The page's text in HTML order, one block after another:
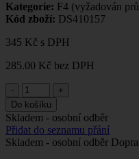
Kategorie: F4 (vyžadován
Kód zboží: DS410157
345 Kč s DPH
285.00 Kč bez DPH
-
+
Do košíku
Skladem - osobní odběr
Přidat do seznamu přání
Skladem - osobní odběr